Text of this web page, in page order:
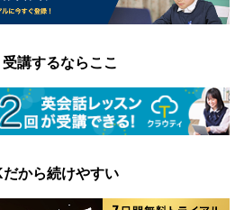
講するならここ
だから続けやすい